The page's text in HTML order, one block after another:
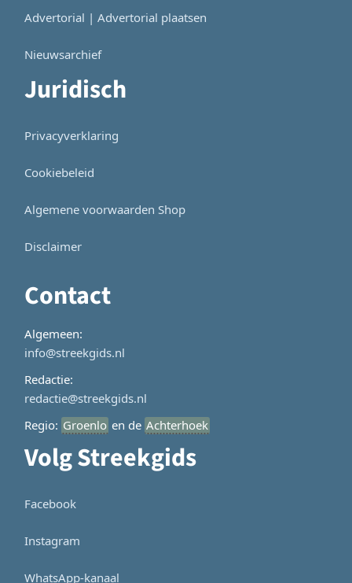
Advertorial | Advertorial plaatsen
Nieuwsarchief
Juridisch
Privacyverklaring
Cookiebeleid
Algemene voorwaarden Shop
Disclaimer
Contact
Algemeen:
info@streekgids.nl
Redactie:
redactie@streekgids.nl
Regio: Groenlo en de Achterhoek
Volg Streekgids
Facebook
Instagram
WhatsApp-kanaal